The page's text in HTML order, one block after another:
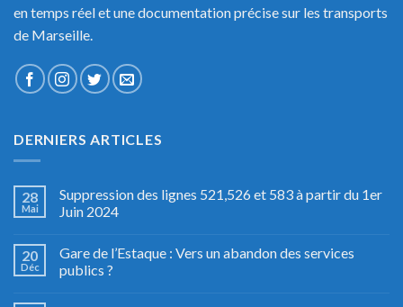
en temps réel et une documentation précise sur les transports
de Marseille.
DERNIERS ARTICLES
28
Mai
Suppression des lignes 521,526 et 583 à partir du 1er
Juin 2024
20
Déc
Gare de l’Estaque : Vers un abandon des services
publics ?